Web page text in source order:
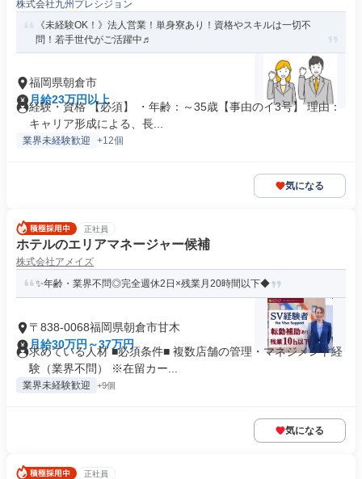
株式会社九州プレシジョン
《未経験OK！》法人営業！単身寮あり！資格やスキルは一切不
問！若手世代がご活躍中♬
福岡県朝倉市
月給23万円以上
経験・資格 【必須】 ・年齢：～35歳【事由のイ3号】 理由：
キャリア形成による、長...
業界未経験歓迎 +12個
気になる
正社員
ホテルのエリアマネージャー候補
株式会社アメイズ
✨年齢・業界不問◎完全週休2日×残業月20時間以下◆
〒838-0068福岡県朝倉市甘木
月給30万円～37万円
求めている人材 ■必須条件■ 複数店舗の管理・マネジメント経
験（業界不問） ※在留カー...
業界未経験歓迎 +9個
気になる
正社員